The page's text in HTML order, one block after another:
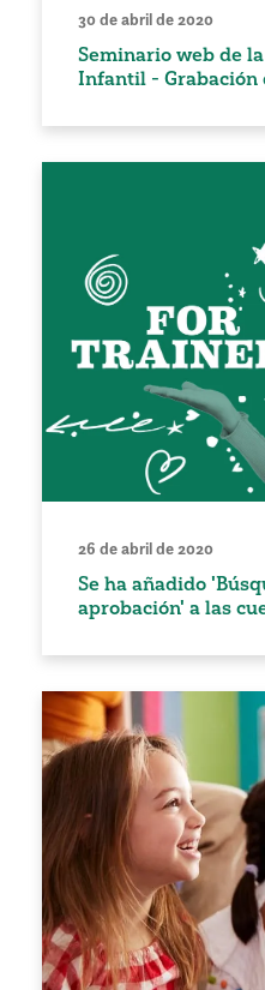
30 de abril de 2020
Seminario web de
Infantil - Grabación
26 de abril de 2020
Se ha añadido
aprobación' a las